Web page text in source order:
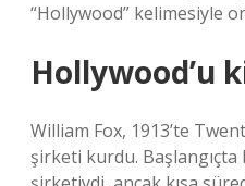
“Hollywood” kelimesiyle
Hollywood’u
William Fox, 1913’te
şirketi kurdu.